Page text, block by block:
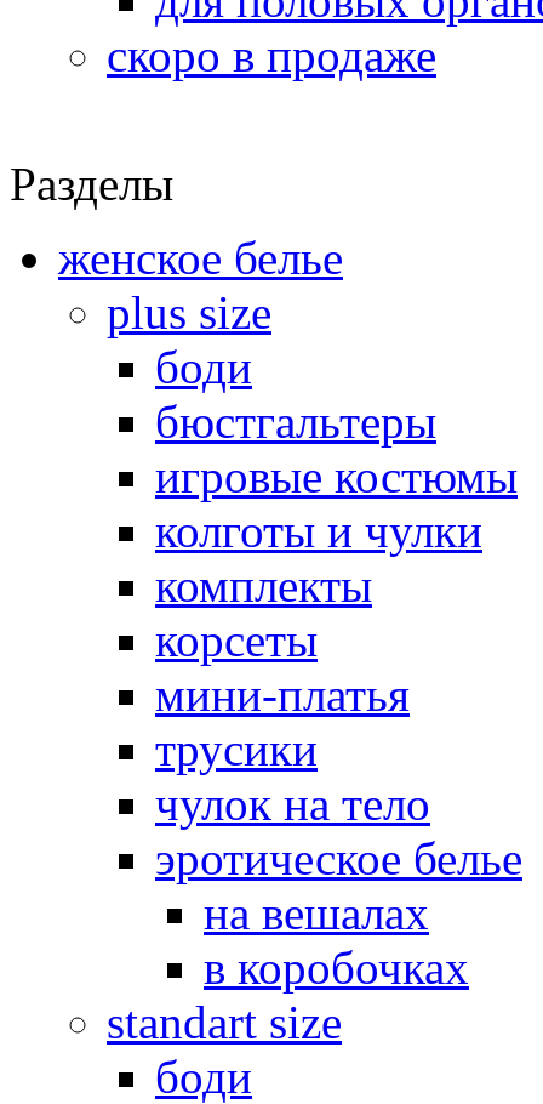
скоро в продаже
Разделы
женское белье
plus size
боди
бюстгальтеры
игровые костюмы
колготы и чулки
комплекты
корсеты
мини-платья
трусики
чулок на тело
эротическое белье
на вешалах
в коробочках
standart size
боди